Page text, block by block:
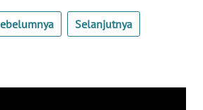
Selanjutnya